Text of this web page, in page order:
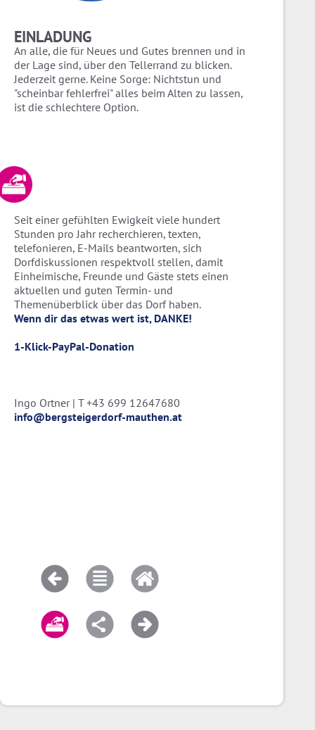
EINLADUNG
An alle, die für Neues und Gutes brennen und in
der Lage sind, über den Tellerrand zu blicken.
Jederzeit gerne. Keine Sorge: Nichtstun und
"scheinbar fehlerfrei" alles beim Alten zu lassen,
ist die schlechtere Option.
Seit einer gefühlten Ewigkeit viele hundert
Stunden pro Jahr recherchieren, texten,
telefonieren, E-Mails beantworten, sich
Dorfdiskussionen respektvoll stellen, damit
Einheimische, Freunde und Gäste stets einen
aktuellen und guten Termin- und
Themenüberblick über das Dorf haben.
Wenn dir das etwas wert ist, DANKE!
1-Klick-PayPal-Donation
Ingo Ortner | T +43 699 12647680
info@bergsteigerdorf-mauthen.at